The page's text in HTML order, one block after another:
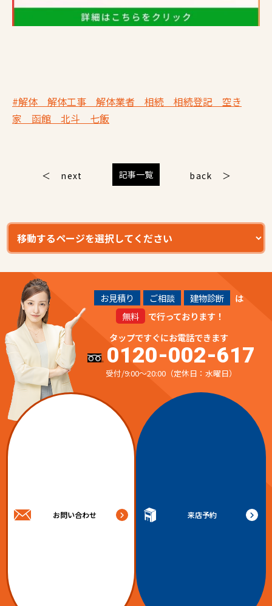
#解体 解体工事 解体業者 相続 相続登記 空き
家 函館 北斗 七飯
next 記事一覧 back
お見積り ご相談 建物診断
は
無料
で行っております！
タップですぐにお電話できます
0120-002-617
受付/9:00～20:00（定休日：水曜日）
お問い合わせ 来店予約